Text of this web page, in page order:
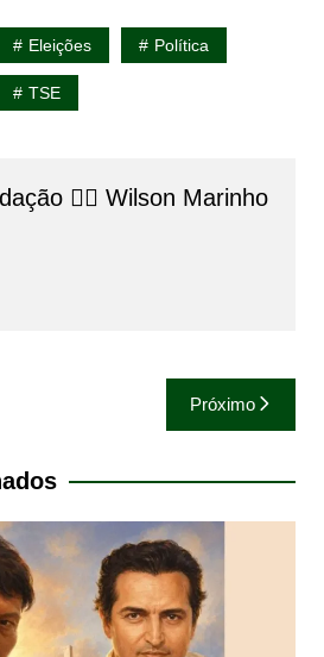
Eleições Política
TSE
👨‍⚖️​ Wilson Marinho
Próximo